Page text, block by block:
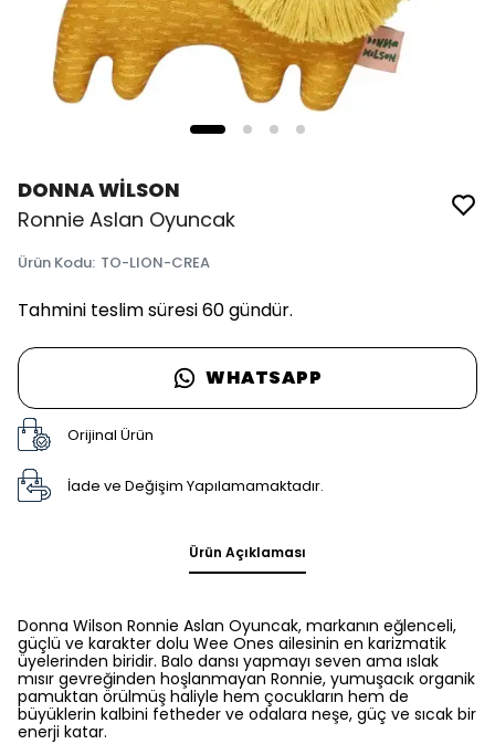
DONNA WİLSON
Ronnie Aslan Oyuncak
Ürün Kodu: TO-LION-CREA
Tahmini teslim süresi 60 gündür.
WHATSAPP
Orijinal Ürün
İade ve Değişim Yapılamamaktadır.
Ürün Açıklaması
Donna Wilson Ronnie Aslan Oyuncak, markanın eğlenceli,
güçlü ve karakter dolu Wee Ones ailesinin en karizmatik
üyelerinden biridir. Balo dansı yapmayı seven ama ıslak
mısır gevreğinden hoşlanmayan Ronnie, yumuşacık organik
pamuktan örülmüş haliyle hem çocukların hem de
büyüklerin kalbini fetheder ve odalara neşe, güç ve sıcak bir
enerji katar.